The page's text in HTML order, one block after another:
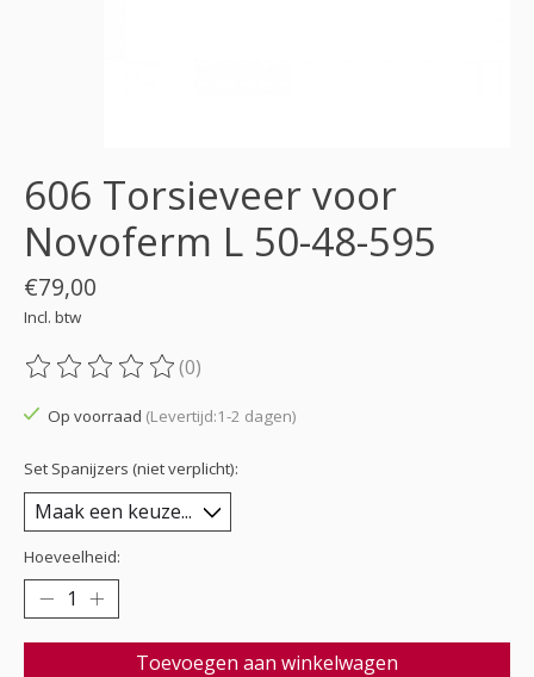
606 Torsieveer voor
Novoferm L 50-48-595
€79,00
Incl. btw
De beoordeling van dit product is
(0)
Op voorraad (Levertijd:1-2 dagen)
Set Spanijzers (niet verplicht):
Hoeveelheid:
Toevoegen aan winkelwagen